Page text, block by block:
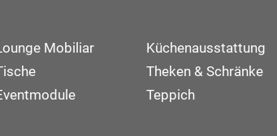
Mobiliar
Küchenausstattung
Theken & Schränke
Teppich